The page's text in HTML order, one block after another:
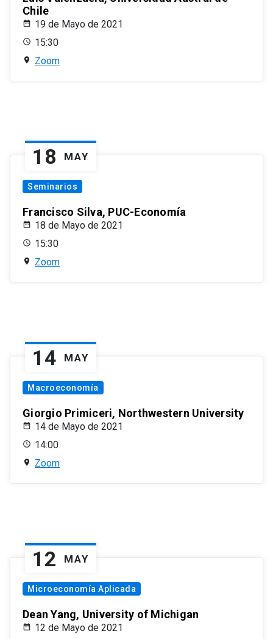
Chile
19 de Mayo de 2021
15:30
Zoom
18 MAY
Seminarios
Francisco Silva, PUC-Economía
18 de Mayo de 2021
15:30
Zoom
14 MAY
Macroeconomía
Giorgio Primiceri, Northwestern University
14 de Mayo de 2021
14:00
Zoom
12 MAY
Microeconomía Aplicada
Dean Yang, University of Michigan
12 de Mayo de 2021